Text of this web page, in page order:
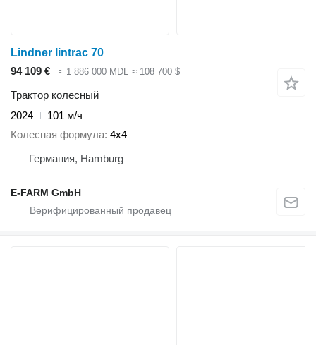
Lindner lintrac 70
94 109 €
≈ 1 886 000 MDL ≈ 108 700 $
Трактор колесный
2024
101 м/ч
Колесная формула 4x4
Германия, Hamburg
E-FARM GmbH